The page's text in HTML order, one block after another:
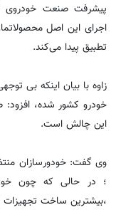
پیشرفت صنعت خودروی
اجرای این اصل
تطبیق پیدا می‌کند.
زاوه با بیان اینکه بی
خودرو کشور شده، افزود:
این چالش است.
وی گفت: خودور‌سازان
؛ در حالی که چون
،بیشترین ساخت